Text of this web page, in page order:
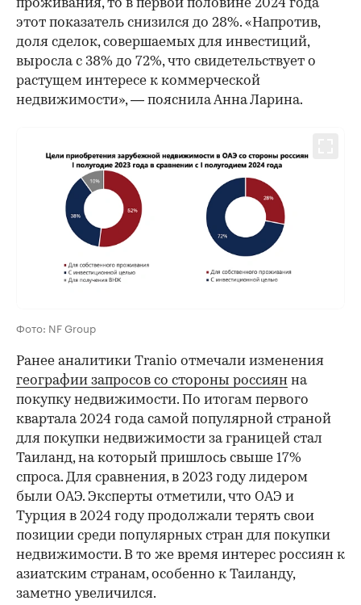
проживания, то в первой половине 2024 года
этот показатель снизился до 28%. «Напротив,
доля сделок, совершаемых для инвестиций,
выросла с 38% до 72%, что свидетельствует о
растущем интересе к коммерческой
недвижимости», — пояснила Анна Ларина.
Фото: NF Group
Ранее аналитики Tranio отмечали изменения
географии запросов со стороны россиян на
покупку недвижимости. По итогам первого
квартала 2024 года самой популярной страной
для покупки недвижимости за границей стал
Таиланд, на который пришлось свыше 17%
спроса. Для сравнения, в 2023 году лидером
были ОАЭ. Эксперты отметили, что ОАЭ и
Турция в 2024 году продолжали терять свои
позиции среди популярных стран для покупки
недвижимости. В то же время интерес россиян к
азиатским странам, особенно к Таиланду,
заметно увеличился.